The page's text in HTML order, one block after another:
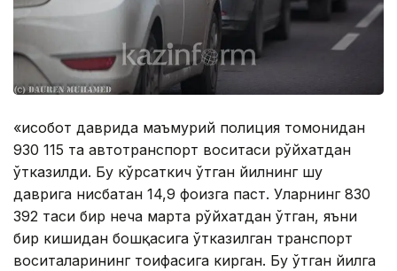
«Ҳисобот даврида маъмурий полиция томонидан
930 115 та автотранспорт воситаси рўйхатдан
ўтказилди. Бу кўрсаткич ўтган йилнинг шу
даврига нисбатан 14,9 фоизга паст. Уларнинг 830
392 таси бир неча марта рўйхатдан ўтган, яъни
бир кишидан бошқасига ўтказилган транспорт
воситаларининг тоифасига кирган. Бу ўтган йилга